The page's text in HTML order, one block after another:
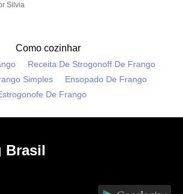
Silvia
Como cozinhar
Receita De Strogonoff De Frango
Simples
Ensopado De Frango
De Frango
Brasil